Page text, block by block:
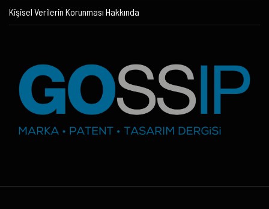
Kişisel Verilerin Korunması Hakkında